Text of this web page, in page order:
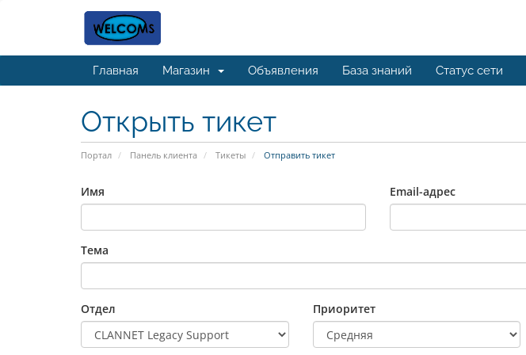
Главная Магазин Объявления База знаний Статус сети
Открыть тикет
Портал Панель клиента Тикеты Отправить тикет
Имя Email-адрес
Тема
Отдел Приоритет